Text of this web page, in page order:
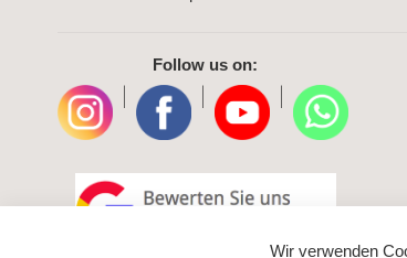
Follow us on:
Wir verwenden